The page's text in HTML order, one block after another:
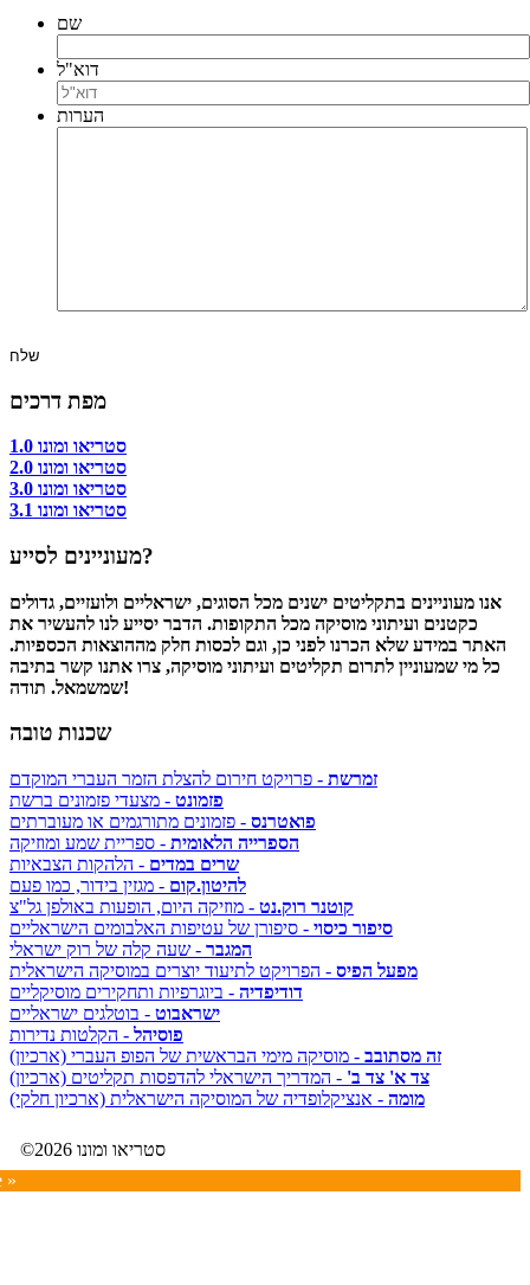
שם
דוא"ל
הערות
מפת דרכים
סטריאו ומונו 1.0
סטריאו ומונו 2.0
סטריאו ומונו 3.0
סטריאו ומונו 3.1
מעוניינים לסייע?
אנו מעוניינים בתקליטים ישנים מכל הסוגים, ישראליים ולועזיים, גדולים
כקטנים ועיתוני מוסיקה מכל התקופות. הדבר יסייע לנו להעשיר את
האתר במידע שלא הכרנו לפני כן, וגם לכסות חלק מההוצאות הכספיות.
כל מי שמעוניין לתרום תקליטים ועיתוני מוסיקה, צרו אתנו קשר בתיבה
שמשמאל. תודה!
שכנות טובה
זמרשת - פרויקט חירום להצלת הזמר העברי המוקדם
פזמונט - מצעדי פזמונים ברשת
פואטרנס - פזמונים מתורגמים או מעוברתים
הספרייה הלאומית - ספריית שמע ומוזיקה
שרים במדים - הלהקות הצבאיות
להיטון.קום - מגזין בידור, כמו פעם
קוטנר רוק.נט - מוזיקה היום, הופעות באולפן גל"צ
סיפור כיסוי - סיפורן של עטיפות האלבומים הישראליים
המגבר - שעה קלה של רוק ישראלי
מפעל הפיס - הפרויקט לתיעוד יוצרים במוסיקה הישראלית
דודיפדיה - ביוגרפיות ותחקירים מוסיקליים
ישראבוט - בוטלגים ישראליים
פוסיהל - הקלטות נדירות
זה מסתובב - מוסיקה מימי הבראשית של הפופ העברי (ארכיון)
צד א' צד ב' - המדריך הישראלי להדפסות תקליטים (ארכיון)
מומה - אנציקלופדיה של המוסיקה הישראלית (ארכיון חלקי)
©2026 סטריאו ומונו
»